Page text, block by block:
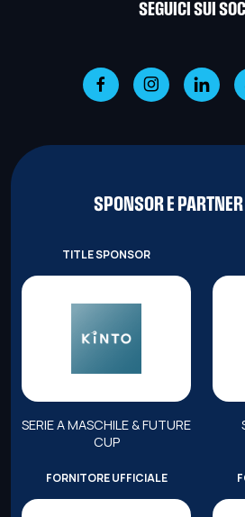
SEGUICI SUI
SPONSOR E
TITLE SPONSOR
SERIE A MASCHILE & FUTURE
CUP
FORNITORE UFFICIALE